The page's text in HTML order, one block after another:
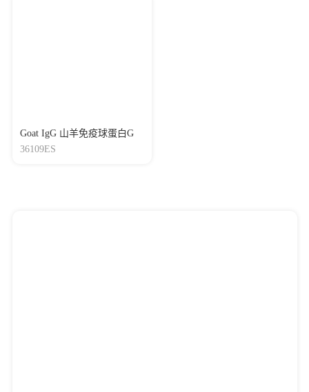
Goat IgG 山羊免疫球蛋白G
36109ES